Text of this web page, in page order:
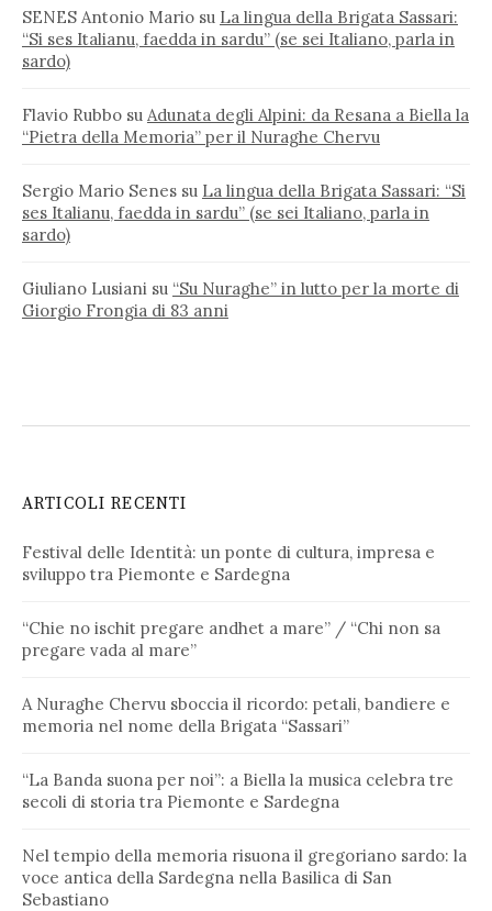
SENES Antonio Mario su La lingua della Brigata Sassari:
“Si ses Italianu, faedda in sardu” (se sei Italiano, parla in
sardo)
Flavio Rubbo su Adunata degli Alpini: da Resana a Biella la
“Pietra della Memoria” per il Nuraghe Chervu
Sergio Mario Senes su La lingua della Brigata Sassari: “Si
ses Italianu, faedda in sardu” (se sei Italiano, parla in
sardo)
Giuliano Lusiani su “Su Nuraghe” in lutto per la morte di
Giorgio Frongia di 83 anni
ARTICOLI RECENTI
Festival delle Identità: un ponte di cultura, impresa e
sviluppo tra Piemonte e Sardegna
“Chie no ischit pregare andhet a mare” / “Chi non sa
pregare vada al mare”
A Nuraghe Chervu sboccia il ricordo: petali, bandiere e
memoria nel nome della Brigata “Sassari”
“La Banda suona per noi”: a Biella la musica celebra tre
secoli di storia tra Piemonte e Sardegna
Nel tempio della memoria risuona il gregoriano sardo: la
voce antica della Sardegna nella Basilica di San
Sebastiano